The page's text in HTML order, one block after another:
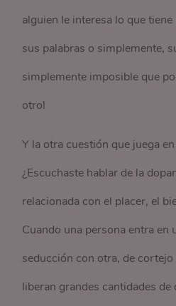
alguien le interesa lo que
sus palabras o simplemente,
simplemente imposible que
otro!
Y la otra cuestión que juega
¿Escuchaste hablar de la
relacionada con el placer, el
Cuando una persona entra en
seducción con otra, de
liberan grandes cantidades de